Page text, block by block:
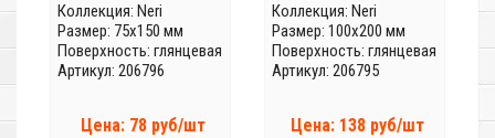
Коллекция: Neri
Размер: 75x150 мм
Поверхность: глянцевая
Артикул: 206796
Цена: 78 руб/шт
Коллекция: Neri
Размер: 100x200 мм
Поверхность: глянцевая
Артикул: 206795
Цена: 138 руб/шт